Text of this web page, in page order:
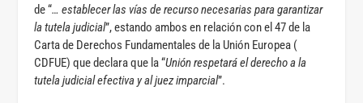
de “… establecer las vías de recurso necesarias para garantizar
la tutela judicial”, estando ambos en relación con el 47 de la
Carta de Derechos Fundamentales de la Unión Europea (
CDFUE) que declara que la “Unión respetará el derecho a la
tutela judicial efectiva y al juez imparcial”.